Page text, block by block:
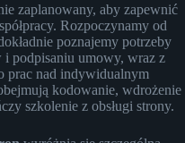
zaplanowany, aby zapewnić
Rozpoczynamy od
poznajemy potrzeby
i podpisaniu umowy, wraz z
prac nad indywidualnym
kodowanie, wdrożenie
szkolenie z obsługi strony.